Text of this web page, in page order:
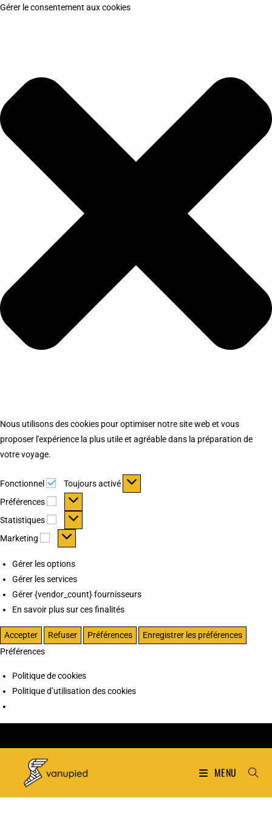
Gérer le consentement aux cookies
Nous utilisons des cookies pour optimiser notre site web et vous
proposer l'expérience la plus utile et agréable dans la préparation de
votre voyage.
Fonctionnel Fonctionnel
Toujours activé
Préférences
Préférences
Statistiques Statistiques
Marketing Marketing
Gérer les options
Gérer les services
Gérer {vendor_count} fournisseurs
En savoir plus sur ces finalités
Accepter Refuser Préférences
Enregistrer les préférences
Préférences
Politique de cookies
Politique d’utilisation des cookies
MENU